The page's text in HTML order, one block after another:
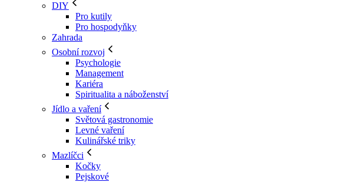
DIY
Pro kutily
Pro hospodyňky
Zahrada
Osobní rozvoj
Psychologie
Management
Kariéra
Spiritualita a náboženství
Jídlo a vaření
Světová gastronomie
Levné vaření
Kulinářské triky
Mazlíčci
Kočky
Pejskové